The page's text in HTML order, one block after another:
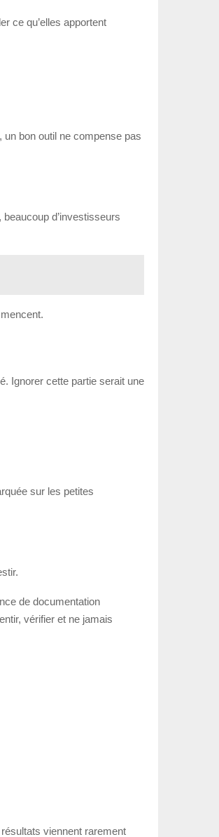
ce qu’elles apportent
un bon outil ne compense pas
d’investisseurs
Ignorer cette partie serait une
sur les petites
de documentation
vérifier et ne jamais
viennent rarement